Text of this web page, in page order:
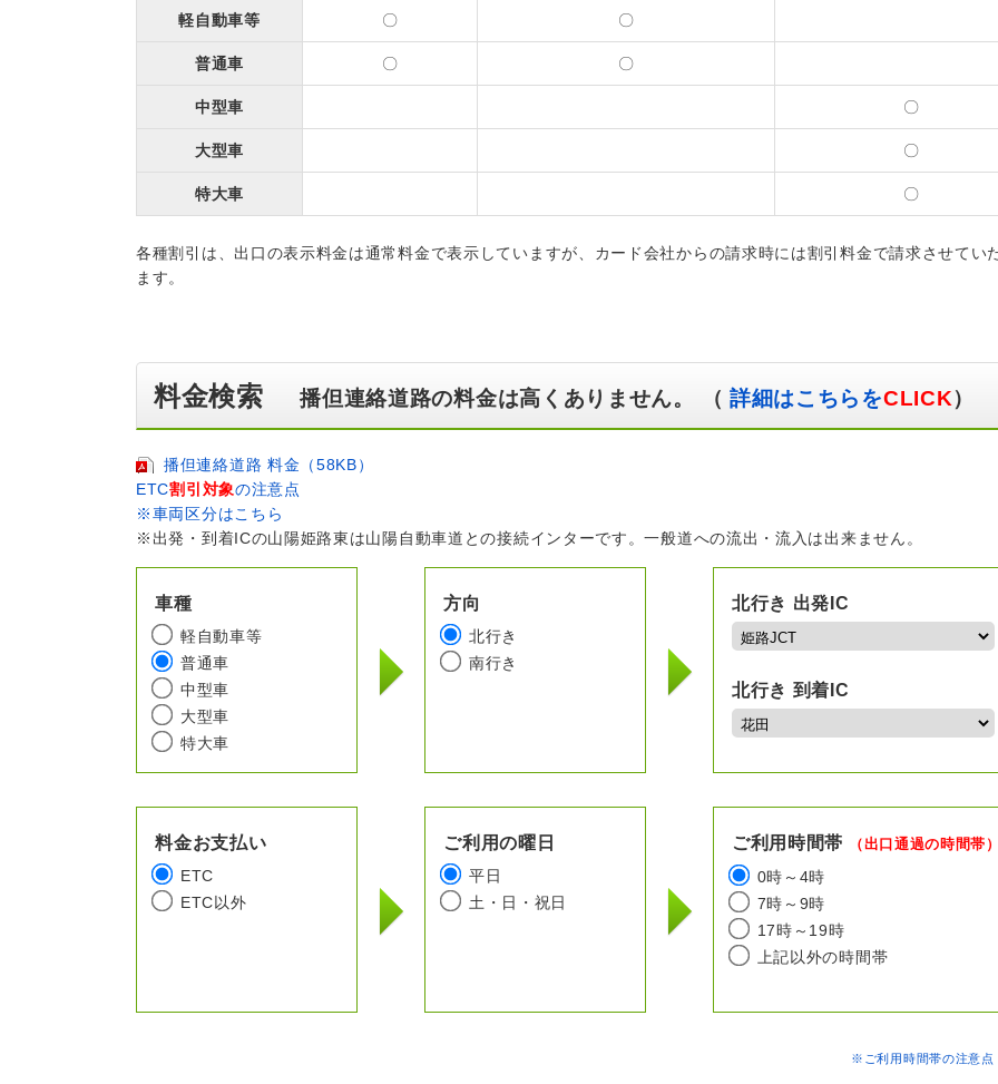
軽自動車等 〇 〇
普通車 〇 〇
中型車 〇
大型車 〇
特大車 〇
各種割引は、出口の表示料金は通常料金で表示していますが、カード会社からの請求時には割引料金で請求させてい
ます。
料金検索播但連絡道路の料金は高くありません。 （ 詳細はこちらをCLICK）
播但連絡道路 料金（58KB）
ETC割引対象の注意点
※車両区分はこちら
※出発・到着ICの山陽姫路東は山陽自動車道との接続インターです。一般道への流出・流入は出来ません。
車種
軽自動車等
普通車
中型車
大型車
特大車
方向
北行き
南行き
北行き 出発IC
北行き 到着IC
料金お支払い
ETC
ETC以外
ご利用の曜日
平日
土・日・祝日
ご利用時間帯 （出口通過の時間帯
0時～4時
7時～9時
17時～19時
上記以外の時間帯
※ご利用時間帯の注意